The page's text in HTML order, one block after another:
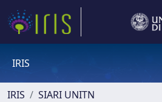
IRIS
IRIS
SIARI UNITN